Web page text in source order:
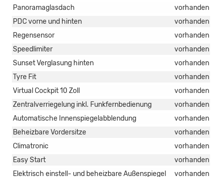
Panoramaglasdach
vorhanden
PDC vorne und hinten
vorhanden
Regensensor
vorhanden
Speedlimiter
vorhanden
Sunset Verglasung hinten
vorhanden
Tyre Fit
vorhanden
Virtual Cockpit 10 Zoll
vorhanden
Zentralverriegelung inkl. Funkfernbedienung
vorhanden
Automatische Innenspiegelabblendung
vorhanden
Beheizbare Vordersitze
vorhanden
Climatronic
vorhanden
Easy Start
vorhanden
Elektrisch einstell- und beheizbare Außenspiegel
vorhanden